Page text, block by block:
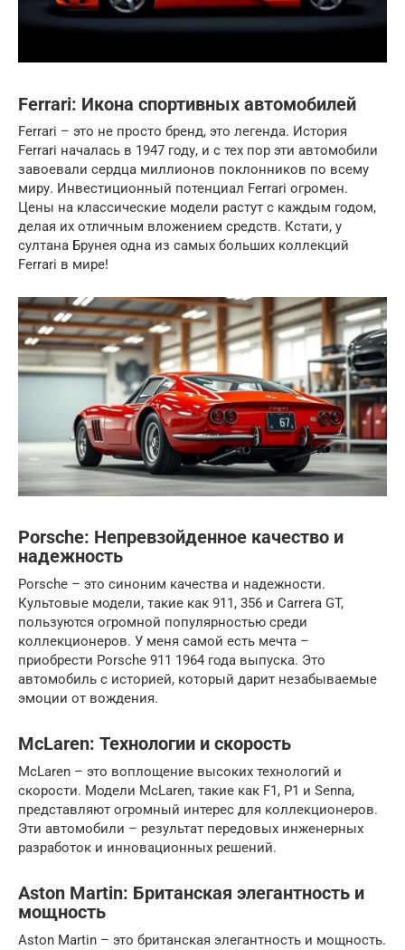
Ferrari: Икона спортивных автомобилей
Ferrari – это не просто бренд, это легенда. История
Ferrari началась в 1947 году, и с тех пор эти автомобили
завоевали сердца миллионов поклонников по всему
миру. Инвестиционный потенциал Ferrari огромен.
Цены на классические модели растут с каждым годом,
делая их отличным вложением средств. Кстати, у
султана Брунея одна из самых больших коллекций
Ferrari в мире!
Porsche: Непревзойденное качество и
надежность
Porsche – это синоним качества и надежности.
Культовые модели, такие как 911, 356 и Carrera GT,
пользуются огромной популярностью среди
коллекционеров. У меня самой есть мечта –
приобрести Porsche 911 1964 года выпуска. Это
автомобиль с историей, который дарит незабываемые
эмоции от вождения.
McLaren: Технологии и скорость
McLaren – это воплощение высоких технологий и
скорости. Модели McLaren, такие как F1, P1 и Senna,
представляют огромный интерес для коллекционеров.
Эти автомобили – результат передовых инженерных
разработок и инновационных решений.
Aston Martin: Британская элегантность и
мощность
Aston Martin – это британская элегантность и мощность.